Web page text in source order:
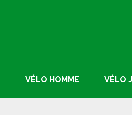
VÉLO HOMME VÉLO